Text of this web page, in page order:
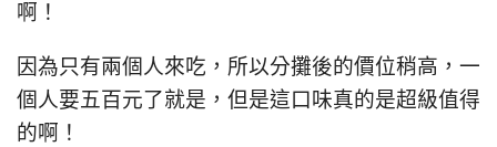
啊！
因為只有兩個人來吃，所以分攤後的價位稍高，一
個人要五百元了就是，但是這口味真的是超級值得
的啊！